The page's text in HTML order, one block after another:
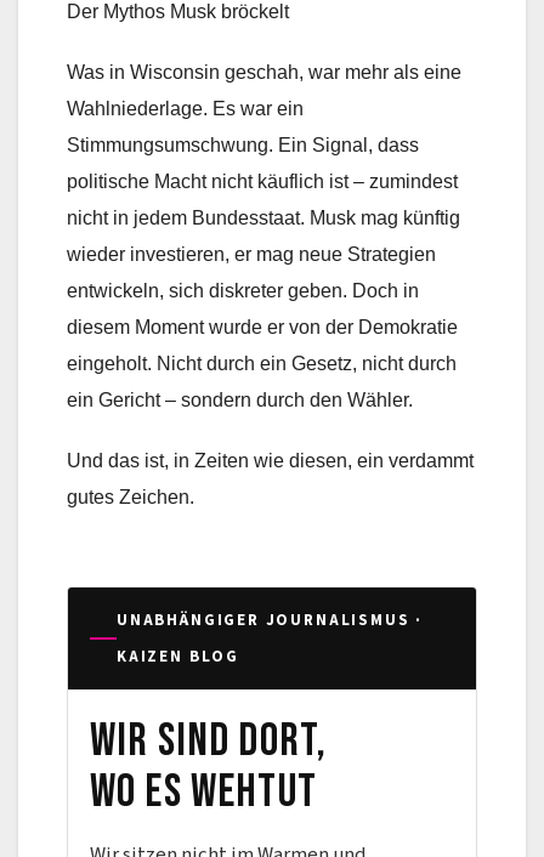
Der Mythos Musk bröckelt
Was in Wisconsin geschah, war mehr als eine
Wahlniederlage. Es war ein
Stimmungsumschwung. Ein Signal, dass
politische Macht nicht käuflich ist – zumindest
nicht in jedem Bundesstaat. Musk mag künftig
wieder investieren, er mag neue Strategien
entwickeln, sich diskreter geben. Doch in
diesem Moment wurde er von der Demokratie
eingeholt. Nicht durch ein Gesetz, nicht durch
ein Gericht – sondern durch den Wähler.
Und das ist, in Zeiten wie diesen, ein verdammt
gutes Zeichen.
UNABHÄNGIGER JOURNALISMUS ·
KAIZEN BLOG
Wir sind dort,
wo es wehtut